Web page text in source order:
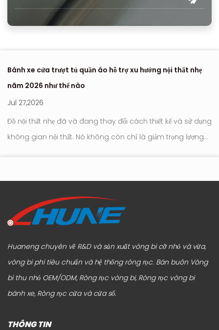
Bánh xe cửa trượt tủ quần áo hỗ trợ xu hướng nội thất nhẹ
năm 2026 như thế nào
Jul 27,2026
Đồ nội thất nhẹ đã và đang thay đổi cách thiết kế và sử dụng
không gian nội thất. Nó không còn chỉ là giảm trọng lượng
Huaneng chuyên về R&D và sản xuất vòng bi cỡ nhỏ và vừa,
vòng bi phi tiêu chuẩn và hệ thống ròng rọc. Bán buôn Vòng
bi thu nhỏ OEM/ODM, Ròng rọc vòng bi, Ròng rọc vòng bi
bánh xe, Ròng rọc cửa và cửa sổ.
THÔNG TIN